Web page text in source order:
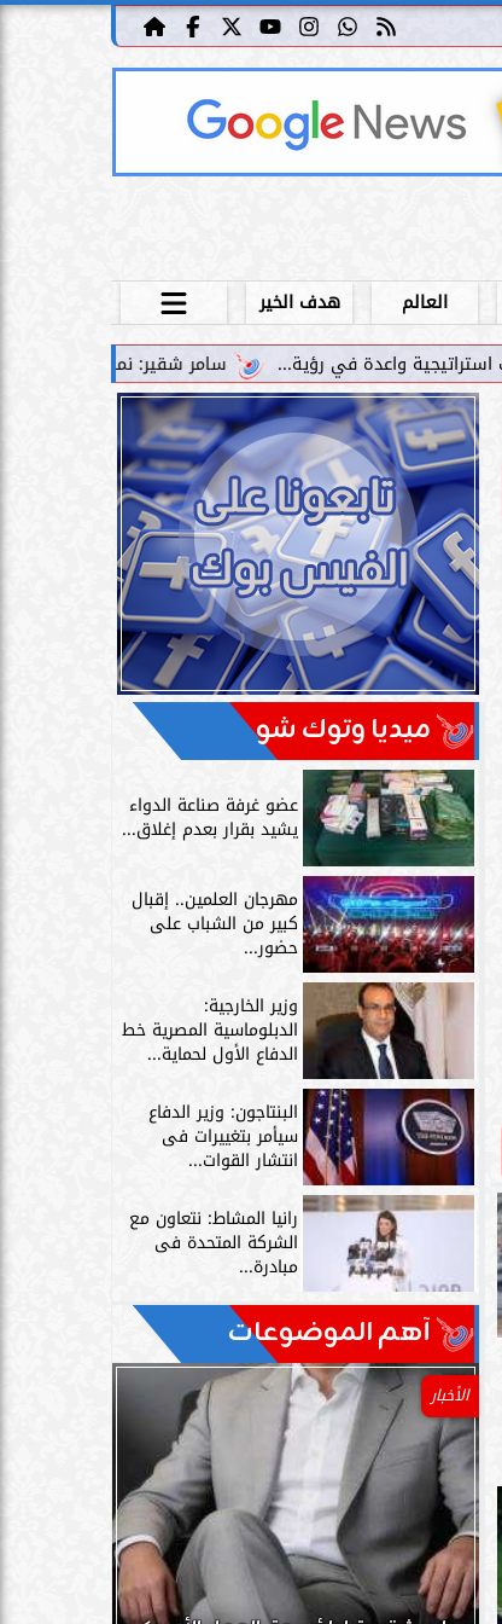
العالم
هدف الخير
سامر شقير: نمو صناديق الاستثمار الخاصة دليل
ميديا وتوك شو
عضو غرفة صناعة الدواء
يشيد بقرار بعدم إغلاق...
مهرجان العلمين.. إقبال
كبير من الشباب على
حضور...
وزير الخارجية:
الدبلوماسية المصرية خط
الدفاع الأول لحماية...
البنتاجون: وزير الدفاع
سيأمر بتغييرات فى
انتشار القوات...
رانيا المشاط: نتعاون مع
الشركة المتحدة فى
مبادرة...
آهم الموضوعات
الأخبار